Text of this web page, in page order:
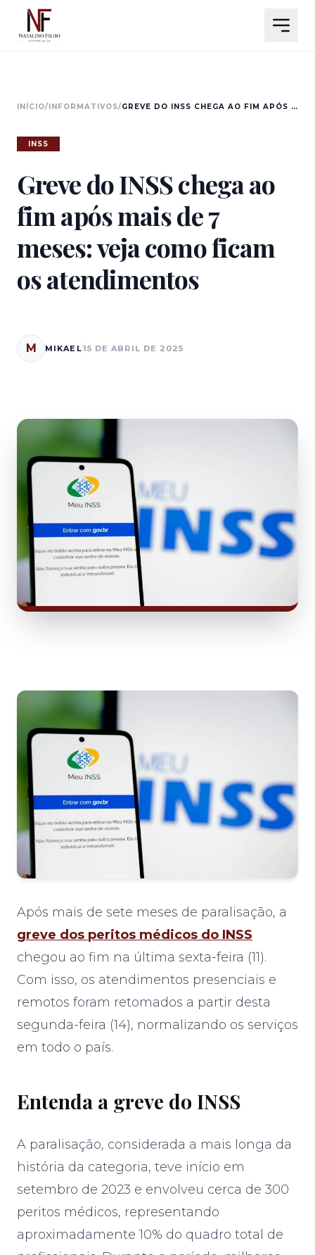
INÍCIO/INFORMATIVOS/ GREVE DO INSS CHEGA AO FIM APÓS MAIS DE 7 MESES: VEJA COMO FICAM OS ATENDIMENTOS
INSS
Greve do INSS chega ao
fim após mais de 7
meses: veja como ficam
os atendimentos
M MIKAEL15 DE ABRIL DE 2025
Após mais de sete meses de paralisação, a
greve dos peritos médicos do INSS
chegou ao fim na última sexta-feira (11).
Com isso, os atendimentos presenciais e
remotos foram retomados a partir desta
segunda-feira (14), normalizando os serviços
em todo o país.
Entenda a greve do INSS
A paralisação, considerada a mais longa da
história da categoria, teve início em
setembro de 2023 e envolveu cerca de 300
peritos médicos, representando
aproximadamente 10% do quadro total de